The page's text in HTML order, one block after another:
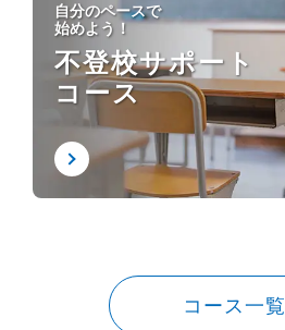
自分のペースで
始めよう！
不登校サポート
コース
コース一覧